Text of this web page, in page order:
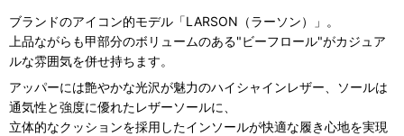
ブランドのアイコン的モデル「LARSON（ラーソン）」。
上品ながらも甲部分のボリュームのある"ビーフロール"がカジュア
ルな雰囲気を併せ持ちます。
アッパーには艶やかな光沢が魅力のハイシャインレザー、ソールは
通気性と強度に優れたレザーソールに、
立体的なクッションを採用したインソールが快適な履き心地を実現